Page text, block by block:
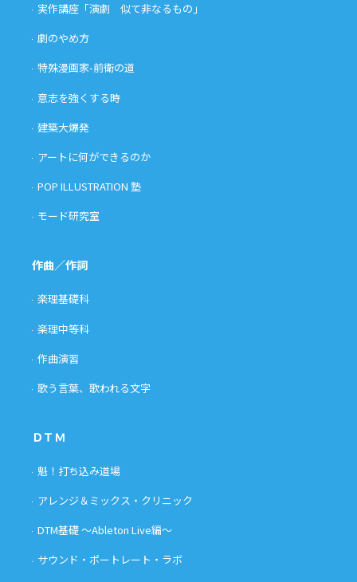
実作講座「演劇 似て非なるもの」
劇のやめ方
特殊漫画家-前衛の道
意志を強くする時
建築大爆発
アートに何ができるのか
POP ILLUSTRATION 塾
モード研究室
作曲／作詞
楽理基礎科
楽理中等科
作曲演習
歌う言葉、歌われる文字
ＤＴＭ
魁！打ち込み道場
アレンジ＆ミックス・クリニック
DTM基礎 〜Ableton Live編〜
サウンド・ポートレート・ラボ